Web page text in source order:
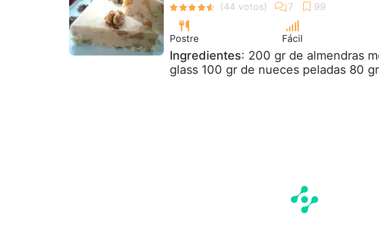
Postre Fácil
Ingredientes: 200 gr de almendras
glass 100 gr de nueces peladas 80